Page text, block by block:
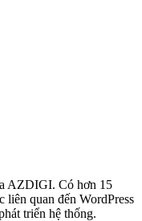
AZDIGI. Có hơn 15
liên quan đến WordPress
triển hệ thống.